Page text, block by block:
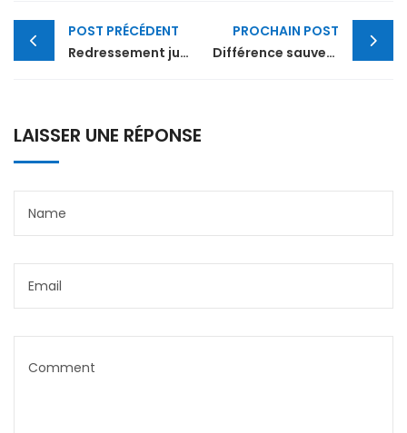
Post
navigation
POST PRÉCÉDENT
Redressement judiciaire salarié: vos obligations
PROCHAIN POST
Différence sauvegarde et redressement judiciaire
LAISSER UNE RÉPONSE